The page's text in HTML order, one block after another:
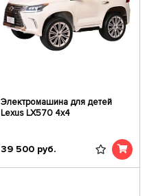
Электромашина для детей
Lexus LX570 4x4
39 500 руб.